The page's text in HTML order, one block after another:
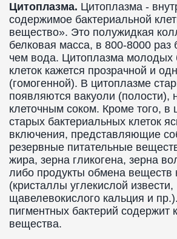
Цитоплазма. Цитоплазма -
содержимое бактериальной
вещество». Это полужидкая
белковая масса, в 800-8000 раз
чем вода. Цитоплазма молодых
клеток кажется прозрачной и
(гомогенной). В цитоплазме
появляются вакуоли (полости),
клеточным соком. Кроме того, в
старых бактериальных клеток
включения, представляющие
резервные питательные
жира, зерна гликогена, зерна
либо продукты обмена веществ
(кристаллы углекислой извести,
щавелевокислого кальция и
пигментных бактерий содержит
вещества.